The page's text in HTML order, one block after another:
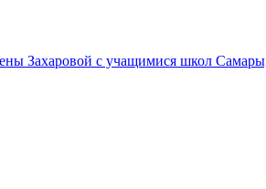
Захаровой с учащимися школ